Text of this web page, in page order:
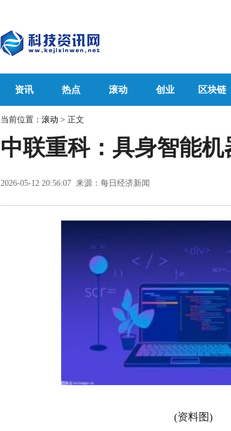
资讯 热点 滚动 创业 区块链
当前位置： 滚动 > 正文
中联重科：具身智能
2026-05-12 20:56:07 来源：每日经济新闻
(资料图)